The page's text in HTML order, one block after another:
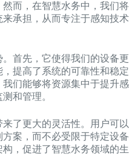
而，在智慧水务中，我们将
承担，从而专注于感知技术
首先，它使得我们的设备更
提高了系统的可靠性和稳定
们能够将资源集中于提升感
和管理。
了更大的灵活性。用户可以
案，而不必受限于特定设备
，促进了智慧水务领域的生